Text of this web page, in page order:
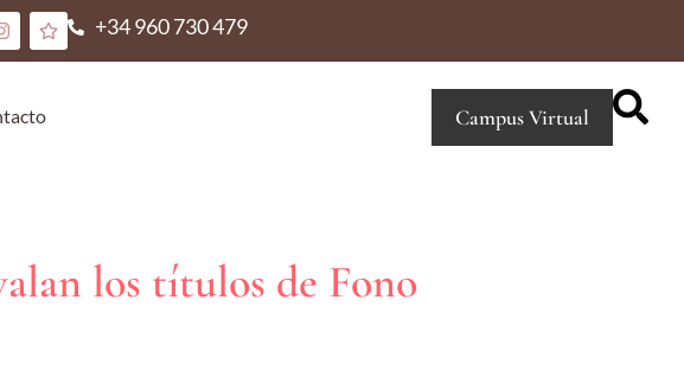
+34 960 730 479
Campus Virtual
los títulos de Fono